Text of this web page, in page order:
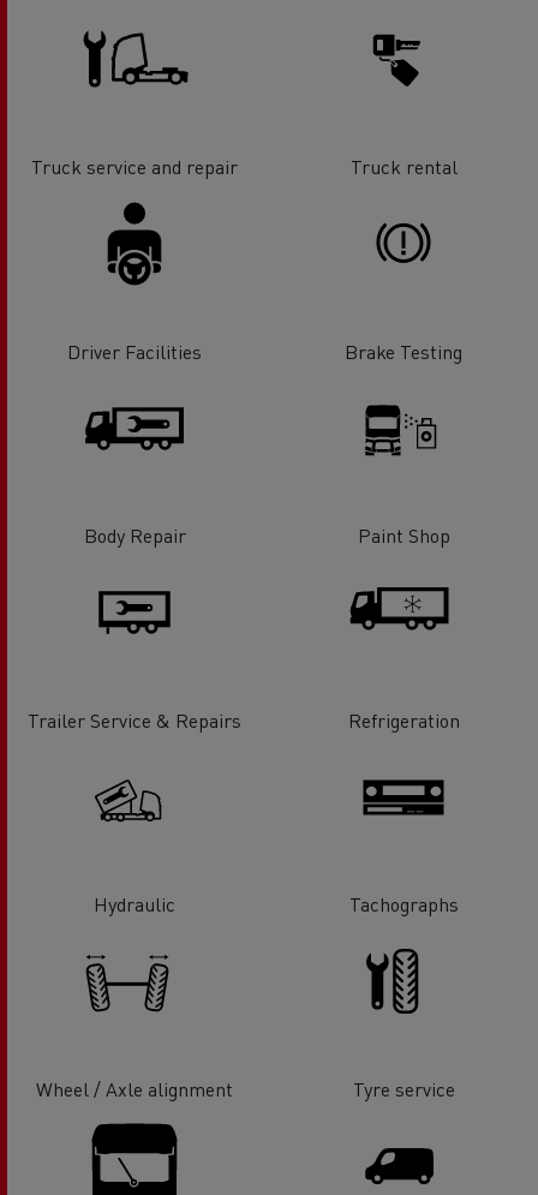
Truck service and repair Truck rental
Driver Facilities Brake Testing
Body Repair Paint Shop
Trailer Service & Repairs Refrigeration
Hydraulic Tachographs
Wheel / Axle alignment Tyre service